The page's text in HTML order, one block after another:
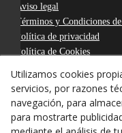
Aviso legal
Términos y Condiciones
Política de privacidad
Política de Cookies
Derecho de desistimiento
Utilizamos cookies
servicios, por razones
navegación, para
para mostrarte